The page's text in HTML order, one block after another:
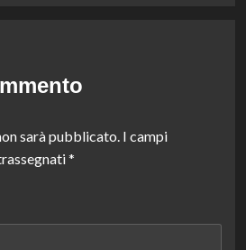
sarà pubblicato. I campi
*